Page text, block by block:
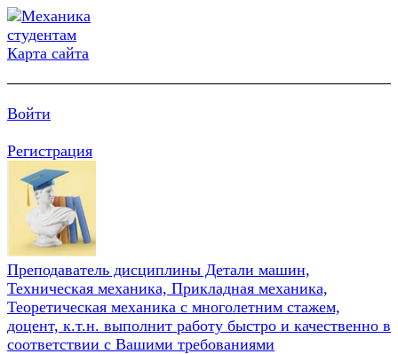
Карта сайта
Войти
Регистрация
Преподаватель дисциплины Детали машин,
Техническая механика, Прикладная механика,
Теоретическая механика с многолетним стажем,
доцент, к.т.н. выполнит работу быстро и качественно в
соответствии с Вашими требованиями